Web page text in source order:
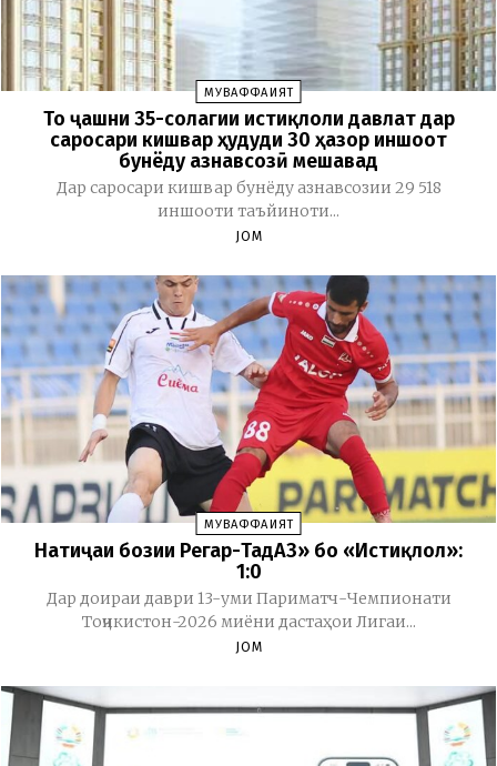
МУВАФФАҚИЯТ
То ҷашни 35-солагии истиқлоли давлат дар
саросари кишвар ҳудуди 30 ҳазор иншоот
бунёду азнавсозӣ мешавад
Дар саросари кишвар бунёду азнавсозии 29 518
иншооти таъйиноти...
JOM
МУВАФФАҚИЯТ
Натиҷаи бозии Регар-ТадАЗ» бо «Истиқлол»:
1:0
Дар доираи даври 13-уми Париматч-Чемпионати
Тоҷикистон-2026 миёни дастаҳои Лигаи...
JOM